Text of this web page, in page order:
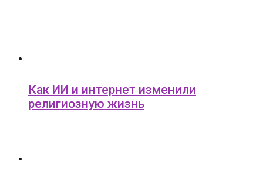
Как ИИ и интернет изменили
религиозную жизнь